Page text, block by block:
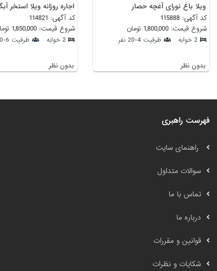
ویلا باغ نورای آغچه حصار
کد آگهی: 115888
شروع قیمت: 1,800,000 تومان
2 خوابه ظرفیت 4-20 نفر
بدون نظر
کد آگهی: 114821
شروع قیمت: 1,850,000 تومان
2 خوابه ظرفیت 6-10 نفر
بدون نظر
فهرست راهبری
راهنمای سایت
سوالات متداول
تماس با ما
درباره ما
قوانین و مقررات
شکایات و نظرات